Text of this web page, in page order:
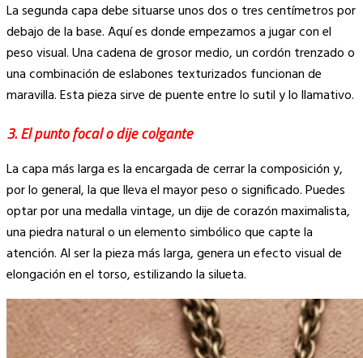
La segunda capa debe situarse unos dos o tres centímetros por
debajo de la base. Aquí es donde empezamos a jugar con el
peso visual. Una cadena de grosor medio, un cordón trenzado o
una combinación de eslabones texturizados funcionan de
maravilla. Esta pieza sirve de puente entre lo sutil y lo llamativo.
3. El punto focal o dije colgante
La capa más larga es la encargada de cerrar la composición y,
por lo general, la que lleva el mayor peso o significado. Puedes
optar por una medalla vintage, un dije de corazón maximalista,
una piedra natural o un elemento simbólico que capte la
atención. Al ser la pieza más larga, genera un efecto visual de
elongación en el torso, estilizando la silueta.